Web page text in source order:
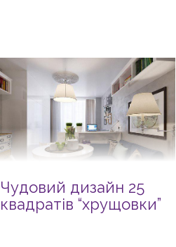
Чудовий дизайн 25
квадратів “хрущовки”